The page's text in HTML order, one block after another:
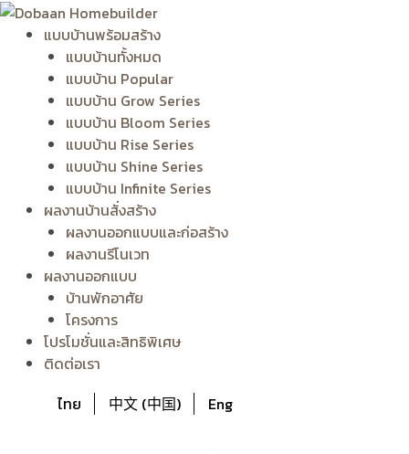
Skip
content
แบบบ้านพร้อมสร้าง
แบบบ้านทั้งหมด
แบบบ้าน Popular
แบบบ้าน Grow Series
แบบบ้าน Bloom Series
แบบบ้าน Rise Series
แบบบ้าน Shine Series
แบบบ้าน Infinite Series
ผลงานบ้านสั่งสร้าง
ผลงานออกแบบและก่อสร้าง
ผลงานรีโนเวท
ผลงานออกแบบ
บ้านพักอาศัย
โครงการ
โปรโมชั่นและสิทธิพิเศษ
ติดต่อเรา
ไทย
中文 (中国) Eng